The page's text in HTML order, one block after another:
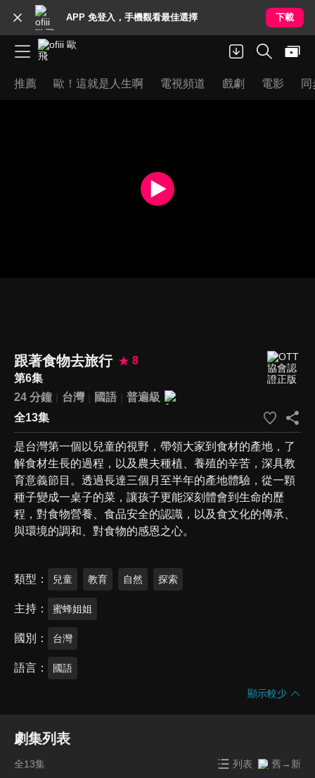
APP 免登入，手機觀看最佳選擇 下載
推薦 歐！這就是人生啊 電視頻道 戲劇 電影
跟著食物去旅行
8
第6集
24 分鐘
台灣 國語
普遍級
全13集
是台灣第一個以兒童的視野，帶領大家到食材的產地，了
解食材生長的過程，以及農夫種植、養殖的辛苦，深具教
育意義節目。透過長達三個月至半年的產地體驗，從一顆
種子變成一桌子的菜，讓孩子更能深刻體會到生命的歷
程，對食物營養、食品安全的認識，以及食文化的傳承、
與環境的調和、對食物的感恩之心。
類型 兒童 教育 自然 探索
主持 蜜蜂姐姐
國別 台灣
語言 國語
顯示較少
劇集列表
全13集 列表 舊→新